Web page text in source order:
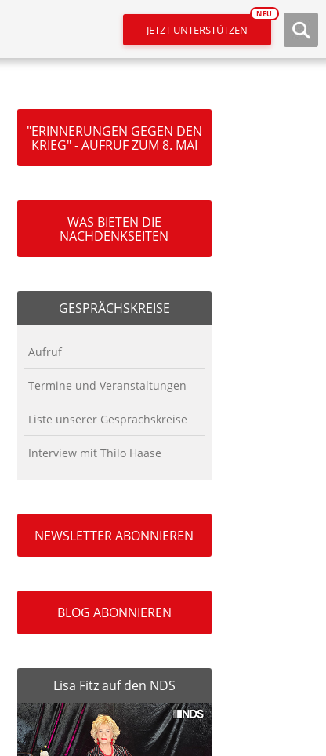
JETZT UNTERSTÜTZEN
NEU
"ERINNERUNGEN GEGEN DEN
KRIEG" - AUFRUF ZUM 8. MAI
WAS BIETEN DIE
NACHDENKSEITEN
GESPRÄCHSKREISE
Aufruf
Termine und Veranstaltungen
Liste unserer Gesprächskreise
Interview mit Thilo Haase
NEWSLETTER ABONNIEREN
BLOG ABONNIEREN
Lisa Fitz auf den NDS